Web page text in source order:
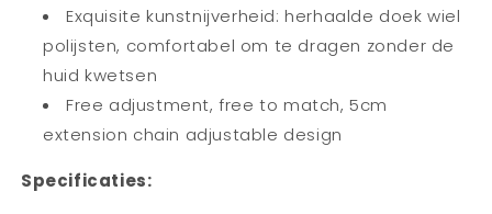
Exquisite kunstnijverheid: herhaalde doek wiel
polijsten, comfortabel om te dragen zonder de
huid kwetsen
Free adjustment, free to match, 5cm
extension chain adjustable design
Specificaties: